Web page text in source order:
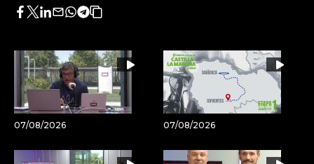
Facebook
Twitter
LinkedIn
Enviar
Whatsapp
Telegram
Copiar
artículo
07/08/2026 07/08/2026